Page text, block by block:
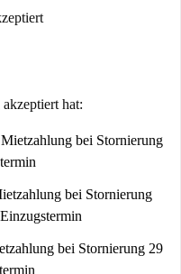
Henry Cordell Memorial sind
hat:
bei Stornierung
bei Stornierung
bei Stornierung 29